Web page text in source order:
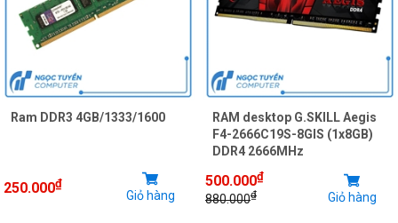
Ram DDR3 4GB/1333/1600
250.000₫
Giỏ hàng
RAM desktop G.SKILL Aegis
F4-2666C19S-8GIS (1x8GB)
DDR4 2666MHz
500.000₫
880.000₫ Giỏ hàng